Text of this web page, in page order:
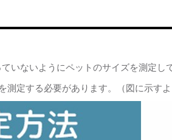
いないようにペットのサイズを測定し
測定する必要があります。（図に示す